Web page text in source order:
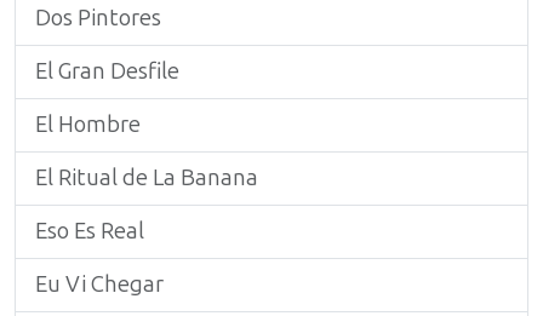
Dos Pintores
El Gran Desfile
El Hombre
El Ritual de La Banana
Eso Es Real
Eu Vi Chegar